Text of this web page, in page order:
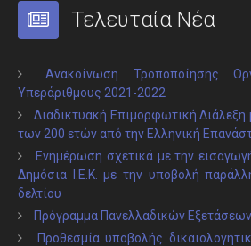
Τελευταία Νέα
Ανακοίνωση Τροποποίησης
Υπεράριθμους 2021-2022
Διαδικτυακή Επιμορφωτική Διάλεξη
των 200 ετών από την Ελληνική
Ενημέρωση σχετικά με την
Δημόσια Ι.Ε.Κ. με την υποβολή
δελτίου
Πρόγραμμα Πανελλαδικών
Προθεσμία υποβολής